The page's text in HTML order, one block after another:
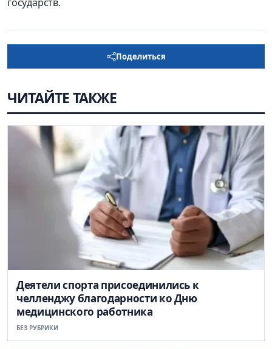
государств.
Поделиться
ЧИТАЙТЕ ТАКЖЕ
Деятели спорта присоединились к
челленджу благодарности ко Дню
медицинского работника
БЕЗ РУБРИКИ